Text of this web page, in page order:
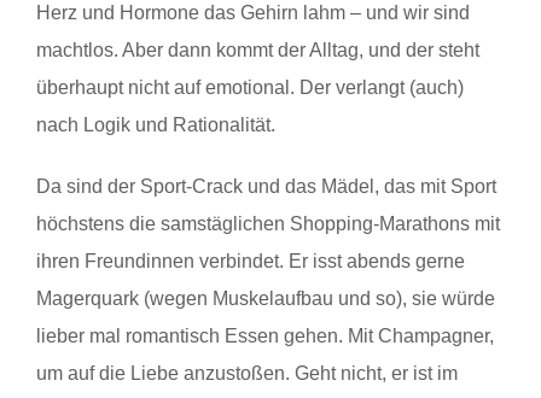
Herz und Hormone das Gehirn lahm – und wir sind
machtlos. Aber dann kommt der Alltag, und der steht
überhaupt nicht auf emotional. Der verlangt (auch)
nach Logik und Rationalität.
Da sind der Sport-Crack und das Mädel, das mit Sport
höchstens die samstäglichen Shopping-Marathons mit
ihren Freundinnen verbindet. Er isst abends gerne
Magerquark (wegen Muskelaufbau und so), sie würde
lieber mal romantisch Essen gehen. Mit Champagner,
um auf die Liebe anzustoßen. Geht nicht, er ist im